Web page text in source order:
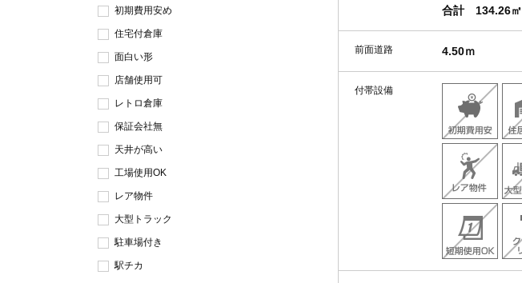
合計
134.26㎡
前面道路 4.50ｍ
付帯設備
初期費用安め
住宅付倉庫
面白い形
店舗使用可
レトロ倉庫
保証会社無
天井が高い
工場使用OK
レア物件
大型トラック
駐車場付き
駅チカ